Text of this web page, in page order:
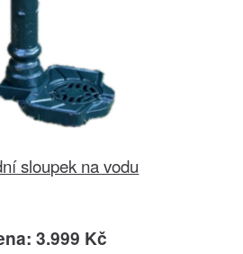
sloupek na vodu
3.999 Kč